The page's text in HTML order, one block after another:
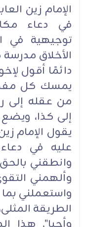
الإمام زين
في دعاء
توجيهية في
الأخلاق
دائمًا أقول
يمسك ‏كل
من عقله إلى
إلى كذا، ويضع
يقول الإمام
عليه في
‏وانطقني
وألهمني
واستعملني
الطريقة